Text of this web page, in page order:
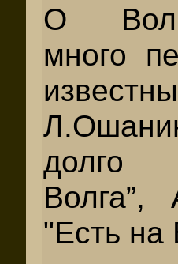
О
много
долго
Волга”,
"Есть на